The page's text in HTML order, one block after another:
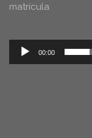
matrícula
Reproductor
de
00:00